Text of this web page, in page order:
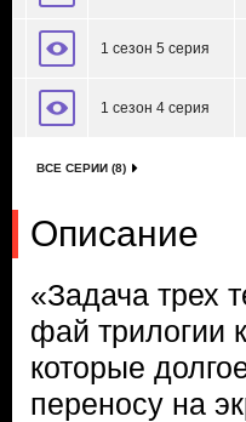
1 сезон 5 серия
1 сезон 4 серия
ВСЕ СЕРИИ (8)
Описание
«Задача трех
фай трилогии
которые
переносу на